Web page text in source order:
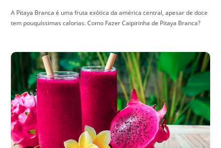
A Pitaya Branca é uma fruta exótica da américa central, apesar de doce
tem pouquíssimas calorias. Como Fazer Caipirinha de Pitaya Branca?